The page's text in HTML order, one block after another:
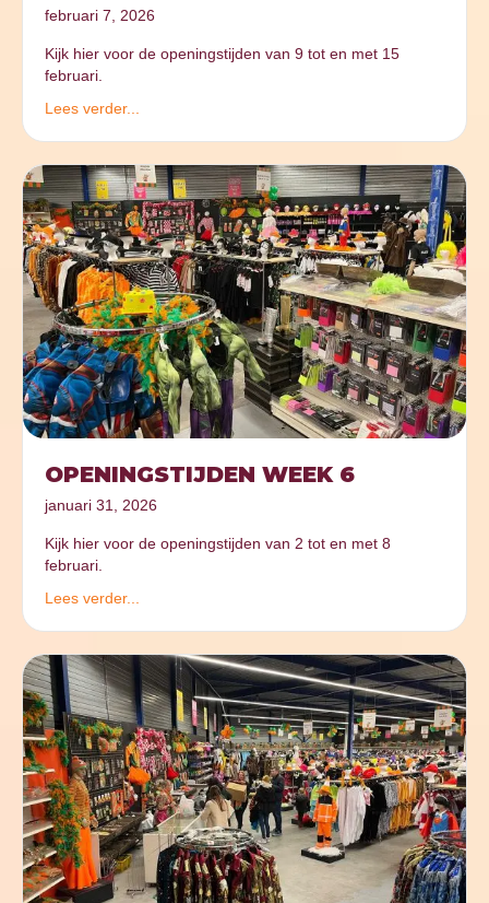
februari 7, 2026
Kijk hier voor de openingstijden van 9 tot en met 15
februari.
Lees verder...
OPENINGSTIJDEN WEEK 6
januari 31, 2026
Kijk hier voor de openingstijden van 2 tot en met 8
februari.
Lees verder...